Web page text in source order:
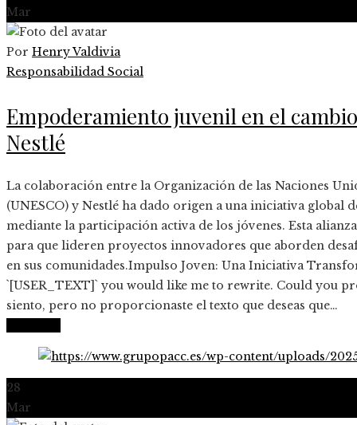
Mar
Por Henry Valdivia
Responsabilidad Social
Empoderamiento juvenil en el
Nestlé
​La colaboración entre la Organización de las Naciones
(UNESCO) y Nestlé ha dado origen a una iniciativa global
mediante la participación activa de los jóvenes. Esta
para que lideren proyectos innovadores que aborden
en sus comunidades.​Impulso Joven: Una Iniciativa
`[USER_TEXT]` you would like me to rewrite. Could you
siento, pero no proporcionaste el texto que deseas que…
28
Mar